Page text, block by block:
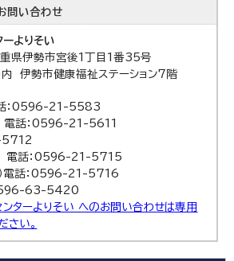
問い合わせ
よりそい
伊勢市宮後1丁目1番35号
内 伊勢市健康福祉ステーション7階
話：0596-21-5583
電話：0596-21-5611
5712
電話：0596-21-5715
）電話：0596-21-5716
0596-63-5420
ターよりそい へのお問い合わせは専用
さい。